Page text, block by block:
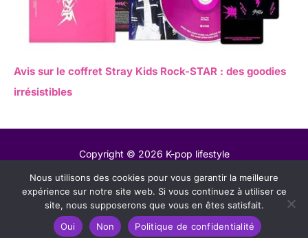
Avis sur le coffret Stray Kids Rock-STAR : des goodies
irrésistibles
Copyright © 2026 K-pop lifestyle
Contact
Mentions légales
Politique de confidentialité
Nous utilisons des cookies pour vous garantir la meilleure
expérience sur notre site web. Si vous continuez à utiliser ce
site, nous supposerons que vous en êtes satisfait.
Oui
Non Politique de confidentialité